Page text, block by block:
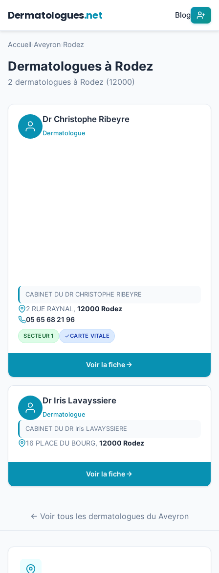
Dermatologues.net Blog
Accueil Aveyron Rodez
Dermatologues à Rodez
2 dermatologues à Rodez (12000)
Dr Christophe Ribeyre
Dermatologue
CABINET DU DR CHRISTOPHE RIBEYRE
2 RUE RAYNAL, 12000 Rodez
05 65 68 21 96
SECTEUR 1 CARTE VITALE
Voir la fiche
Dr Iris Lavayssiere
Dermatologue
CABINET DU DR Iris LAVAYSSIERE
16 PLACE DU BOURG, 12000 Rodez
Voir la fiche
← Voir tous les dermatologues du Aveyron